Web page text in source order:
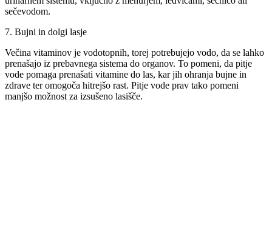
sečevodom.
7. Bujni in dolgi lasje
Večina vitaminov je vodotopnih, torej potrebujejo vodo, da se lahko
prenašajo iz prebavnega sistema do organov. To pomeni, da pitje
vode pomaga prenašati vitamine do las, kar jih ohranja bujne in
zdrave ter omogoča hitrejšo rast. Pitje vode prav tako pomeni
manjšo možnost za izsušeno lasišče.